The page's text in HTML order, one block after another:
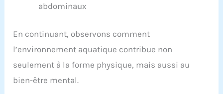
abdominaux
En continuant, observons comment
l’environnement aquatique contribue non
seulement à la forme physique, mais aussi au
bien-être mental.